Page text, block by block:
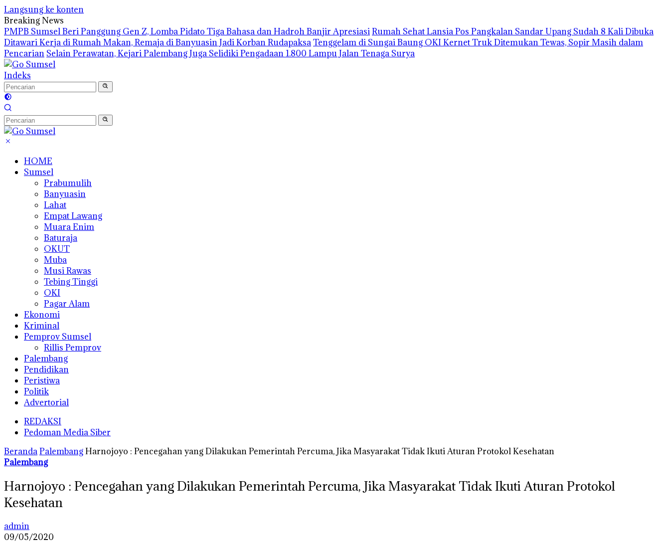
Langsung ke konten
Breaking News
PMPB Sumsel Beri Panggung Gen Z, Lomba Pidato Tiga Bahasa dan Hadroh Banjir ApresiasiRumah Sehat Lansia Pos Pangkalan Sandar Upang Sudah 8 Kali Dibuka
Ditawari Kerja di Rumah Makan, Remaja di Banyuasin Jadi Korban RudapaksaTenggelam di Sungai Baung OKI Kernet Truk Ditemukan Tewas, Sopir Masih dalam
Pencarian Selain Perawatan, Kejari Palembang Juga Selidiki Pengadaan 1.800 Lampu Jalan Tenaga Surya
Indeks
HOME
Sumsel
Prabumulih
Banyuasin
Lahat
Empat Lawang
Muara Enim
Baturaja
OKUT
Muba
Musi Rawas
Tebing Tinggi
OKI
Pagar Alam
Ekonomi
Kriminal
Pemprov Sumsel
Rillis Pemprov
Palembang
Pendidikan
Peristiwa
Politik
Advertorial
REDAKSI
Pedoman Media Siber
BerandaPalembangHarnojoyo : Pencegahan yang Dilakukan Pemerintah Percuma, Jika Masyarakat Tidak Ikuti Aturan Protokol Kesehatan
Palembang
Harnojoyo : Pencegahan yang Dilakukan Pemerintah Percuma, Jika Masyarakat Tidak Ikuti Aturan Protokol
Kesehatan
admin
09/05/2020